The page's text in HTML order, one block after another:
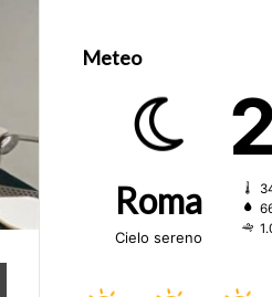
Imprimir
Meteo
Roma
Cielo sereno